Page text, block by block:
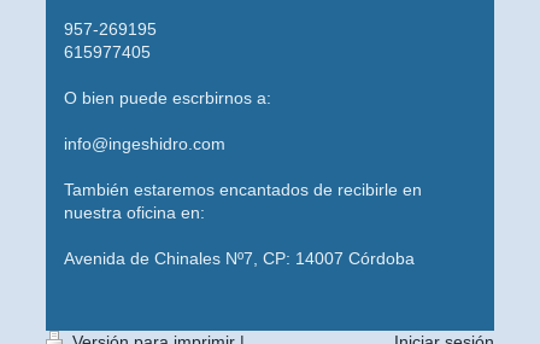
957-269195
615977405
O bien puede escrbirnos a:
info@ingeshidro.com
También estaremos encantados de recibirle en
nuestra oficina en:
Avenida de Chinales Nº7, CP: 14007 Córdoba